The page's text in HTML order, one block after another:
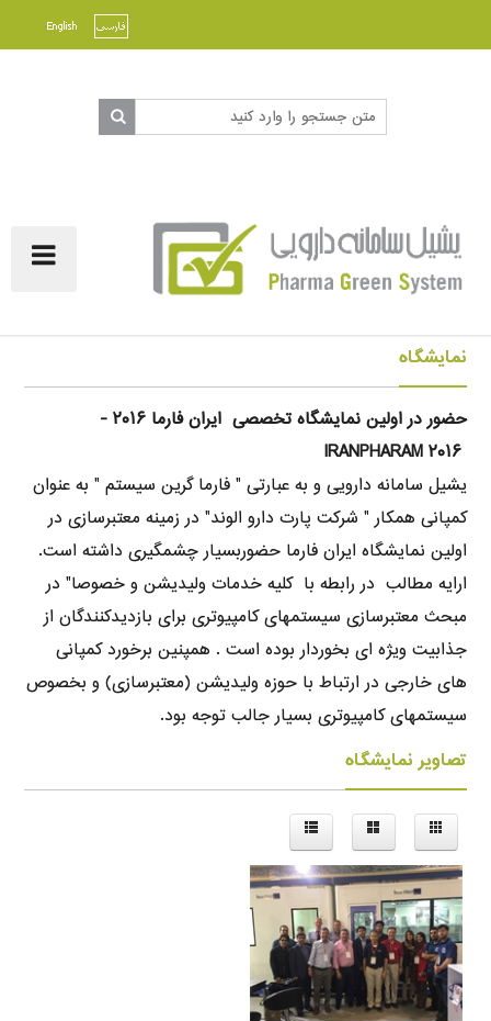
نمایشگاه
حضور در اولین نمایشگاه تخصصی ایران فارما ۲۰۱۶ -
یشیل سامانه دارویی و به عبارتی " فارما گرین سیستم " به عنوان
کمپانی همکار " شرکت پارت دارو الوند" در زمینه معتبرسازی در
اولین نمایشگاه ایران فارما حضوربسیار چشمگیری داشته است.
ارایه مطالب در رابطه با کلیه خدمات ولیدیشن و خصوصا" در
مبحث معتبرسازی سیستمهای کامپیوتری برای بازدیدکنندگان از
جذابیت ویژه ای بخوردار بوده است . همپنین برخورد کمپانی
های خارجی در ارتباط با حوزه ولیدیشن (معتبرسازی) و بخصوص
سیستمهای کامپیوتری بسیار جالب توجه بود.
تصاویر نمایشگاه